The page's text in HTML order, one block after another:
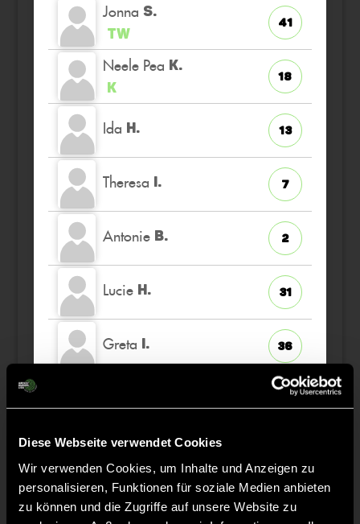
Diese Webseite verwendet Cookies
Wir verwenden Cookies, um Inhalte und Anzeigen zu
personalisieren, Funktionen für soziale Medien anbieten
zu können und die Zugriffe auf unsere Website zu
Jonna S.
TW
41
Neele Pea K.
K
18
Ida H. 13
Theresa I. 7
Antonie B. 2
Lucie H. 31
Greta I. 36
Mia T.
Paula H. 32